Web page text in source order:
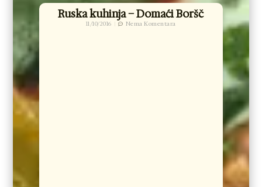
Ruska kuhinja – Domaći Boršč
11/10/2016 Nema Komentara